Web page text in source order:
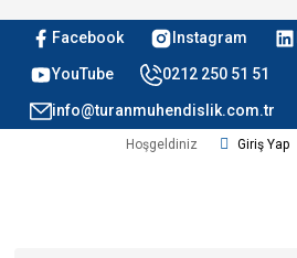
Facebook Instagram
YouTube 0212 250 51 51
info@turanmuhendislik.com.tr
Hoşgeldiniz Giriş Yap